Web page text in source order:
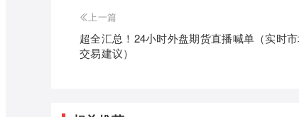
上一篇
超全汇总！24小时外盘期货直播喊单（实时
交易建议）